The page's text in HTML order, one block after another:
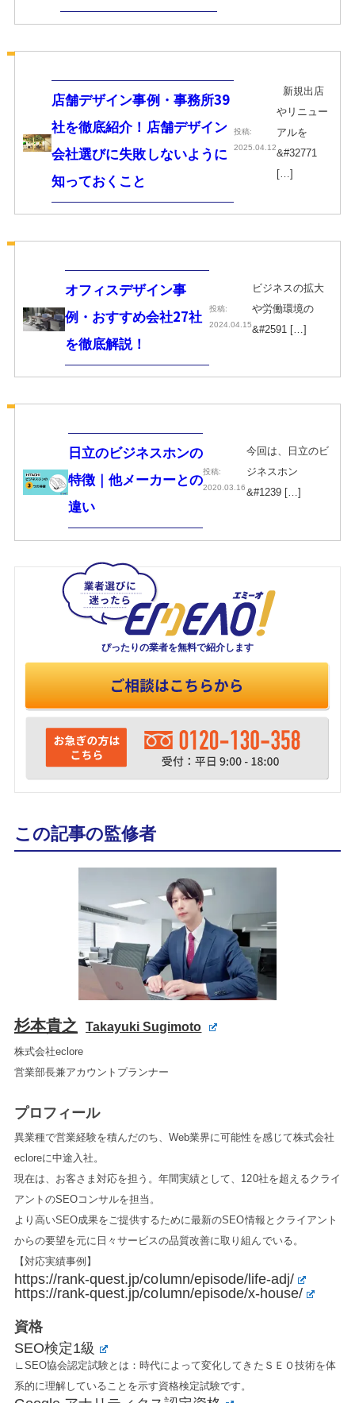
店舗デザイン事例・事務所39
社を徹底紹介！店舗デザイン
会社選びに失敗しないように
知っておくこと
投稿:
2025.04.12
新規出店
やリニュー
アルを
&#32771
[…]
オフィスデザイン事
例・おすすめ会社27社
を徹底解説！
投稿:
2024.04.15
ビジネスの拡大
や労働環境の
&#2591 […]
日立のビジネスホンの
特徴｜他メーカーとの
違い
投稿:
2020.03.16
今回は、日立のビ
ジネスホン
&#1239 […]
ぴったりの業者を無料で紹介します
この記事の監修者
杉本貴之 Takayuki Sugimoto
株式会社eclore
営業部長兼アカウントプランナー
プロフィール
異業種で営業経験を積んだのち、Web業界に可能性を感じて株式会社
ecloreに中途入社。
現在は、お客さま対応を担う。年間実績として、120社を超えるクライ
アントのSEOコンサルを担当。
より高いSEO成果をご提供するために最新のSEO情報とクライアント
からの要望を元に日々サービスの品質改善に取り組んでいる。
【対応実績事例】
https://rank-quest.jp/column/episode/life-adj/
https://rank-quest.jp/column/episode/x-house/
資格
SEO検定1級
∟SEO協会認定試験とは：時代によって変化してきたＳＥＯ技術を体
系的に理解していることを示す資格検定試験です。